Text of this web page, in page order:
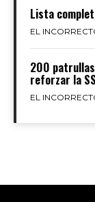
Lista
EL
200
reforzar la
EL